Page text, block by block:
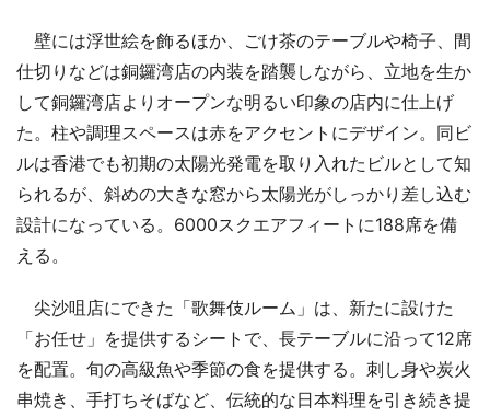
壁には浮世絵を飾るほか、ごけ茶のテーブルや椅子、間
仕切りなどは銅鑼湾店の内装を踏襲しながら、立地を生か
して銅鑼湾店よりオープンな明るい印象の店内に仕上げ
た。柱や調理スペースは赤をアクセントにデザイン。同ビ
ルは香港でも初期の太陽光発電を取り入れたビルとして知
られるが、斜めの大きな窓から太陽光がしっかり差し込む
設計になっている。6000スクエアフィートに188席を備
える。
尖沙咀店にできた「歌舞伎ルーム」は、新たに設けた
「お任せ」を提供するシートで、長テーブルに沿って12席
を配置。旬の高級魚や季節の食を提供する。刺し身や炭火
串焼き、手打ちそばなど、伝統的な日本料理を引き続き提